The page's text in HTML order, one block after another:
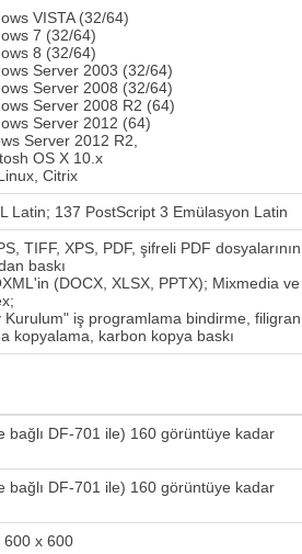
VISTA (32/64)
7 (32/64)
8 (32/64)
Server 2003 (32/64)
Server 2008 (32/64)
Server 2008 R2 (64)
Server 2012 (64)
Server 2012 R2,
OS X 10.x
Citrix
Latin; 137 PostScript 3 Emülasyon Latin
TIFF, XPS, PDF, şifreli PDF dosyalarının
baskı
(DOCX, XLSX, PPTX); Mixmedia ve
Kurulum" iş programlama bindirme, filigran,
kopyalama, karbon kopya baskı
bağlı DF-701 ile) 160 görüntüye kadar
bağlı DF-701 ile) 160 görüntüye kadar
600 x 600